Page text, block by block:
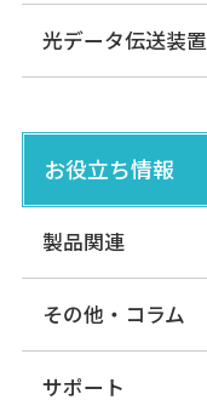
光データ伝送装置
お役立ち情報
製品関連
その他・コラム
サポート